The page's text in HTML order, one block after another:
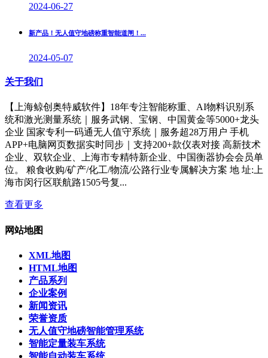
2024-06-27
新产品！无人值守地磅称重智能道闸！ ...
2024-05-07
关于我们
【上海鲸创奥特威软件】18年专注智能称重、AI物料识别系
统和激光测量系统｜服务武钢、宝钢、中国黄金等5000+龙头
企业 国家专利一码通无人值守系统｜服务超28万用户 手机
APP+电脑网页数据实时同步｜支持200+款仪表对接 高新技术
企业、双软企业、上海市专精特新企业、中国衡器协会会员单
位。 粮食收购/矿产/化工/物流/公路行业专属解决方案 地 址:上
海市闵行区联航路1505号复...
查看更多
网站地图
XML地图
HTML地图
产品系列
企业案例
新闻资讯
荣誉资质
无人值守地磅智能管理系统
智能定量装车系统
智能自动装车系统